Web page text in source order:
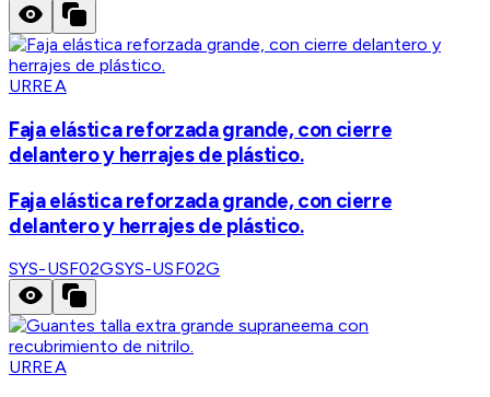
URREA
Faja elástica reforzada grande, con cierre
delantero y herrajes de plástico.
Faja elástica reforzada grande, con cierre
delantero y herrajes de plástico.
SYS-USF02GSYS-USF02G
URREA